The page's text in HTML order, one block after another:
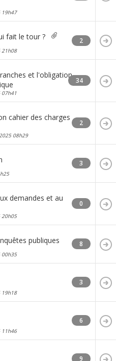
19h47
fait le tour ?
21h08
2
et l'obligation
07h41
34
cahier des charges
08h29
2
3
demandes et au
20h05
0
publiques
00h35
8
19h18
3
11h46
6
9